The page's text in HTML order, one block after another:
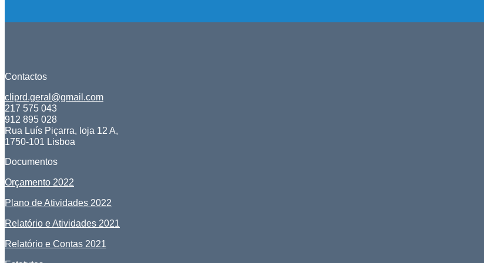
Contactos
cliprd.geral@gmail.com
217 575 043
912 895 028
Rua Luís Piçarra, loja 12 A,
1750-101 Lisboa
Documentos
Orçamento 2022
Plano de Atividades 2022
Relatório e Atividades 2021
Relatório e Contas 2021